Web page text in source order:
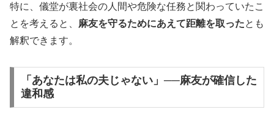
特に、儀堂が裏社会の人間や危険な任務と関わっていたこ
とを考えると、 麻友を守るためにあえて距離を取ったとも
解釈できます。
「あなたは私の夫じゃない」──麻友が確信した
違和感